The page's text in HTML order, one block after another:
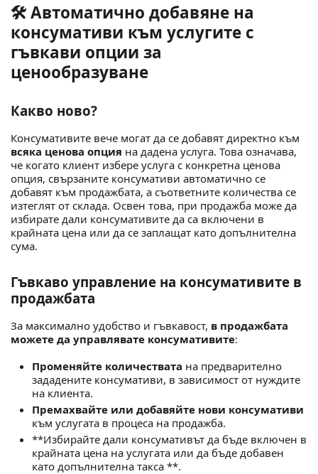
🛠️ Автоматично добавяне на
консумативи към услугите с
гъвкави опции за
ценообразуване
Какво ново?
Консумативите вече могат да се добавят директно към
всяка ценова опция на дадена услуга. Това означава,
че когато клиент избере услуга с конкретна ценова
опция, свързаните консумативи автоматично се
добавят към продажбата, а съответните количества се
изтеглят от склада. Освен това, при продажба може да
избирате дали консумативите да са включени в
крайната цена или да се заплащат като допълнителна
сума.
Гъвкаво управление на консумативите в
продажбата
За максимално удобство и гъвкавост, в продажбата
можете да управлявате консумативите:
Променяйте количествата на предварително
зададените консумативи, в зависимост от нуждите
на клиента.
Премахвайте или добавяйте нови консумативи
към услугата в процеса на продажба.
**Избирайте дали консумативът да бъде включен в
крайната цена на услугата или да бъде добавен
като допълнителна такса **.